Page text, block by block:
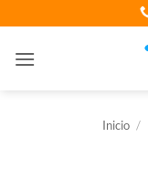
al
Inicio /